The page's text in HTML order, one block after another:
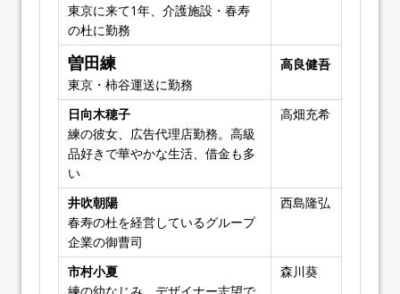
東京に来て1年、介護施設・春寿
の杜に勤務
曽田練
東京・柿谷運送に勤務
高良健吾
日向木穂子
練の彼女、広告代理店勤務。高級
品好きで華やかな生活、借金も多
い
高畑充希
井吹朝陽
春寿の杜を経営しているグループ
企業の御曹司
西島隆弘
市村小夏
森川葵